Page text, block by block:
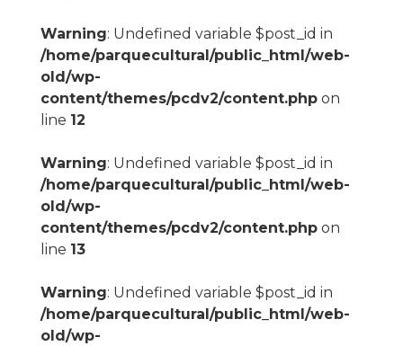
Warning: Undefined variable $post_id in
/home/parquecultural/public_html/web-
old/wp-
content/themes/pcdv2/content.phpon
line 12
Warning: Undefined variable $post_id in
/home/parquecultural/public_html/web-
old/wp-
content/themes/pcdv2/content.phpon
line 13
Warning: Undefined variable $post_id in
/home/parquecultural/public_html/web-
old/wp-